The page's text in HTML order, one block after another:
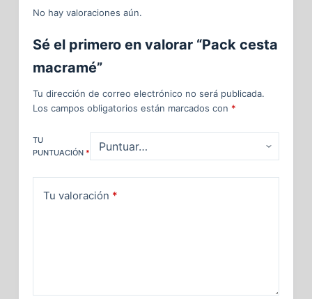
No hay valoraciones aún.
Sé el primero en valorar “Pack cesta
macramé”
Tu dirección de correo electrónico no será publicada.
Los campos obligatorios están marcados con *
TU
PUNTUACIÓN *
Tu valoración *